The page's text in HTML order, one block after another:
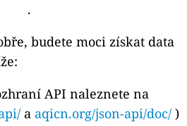
.
budete moci získat data
API naleznete na
a aqicn.org/json-api/doc/ )